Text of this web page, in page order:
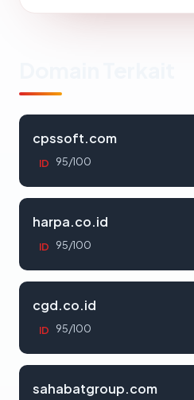
cpssoft.com
ID 95/100
harpa.co.id
ID 95/100
cgd.co.id
ID 95/100
sahabatgroup.com